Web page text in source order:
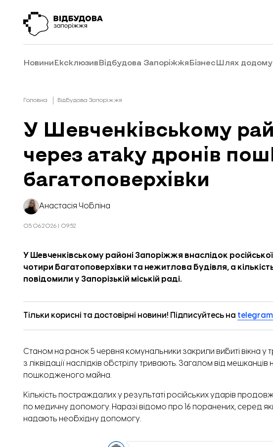
НовиниЕксклюзивВідбудова ЗапоріжжяБізнесШлях додому
Головна Відбудова Запоріжжя
У Шевченківському
через атаку дронів
багатоповерхівки
Анастасія Чобліна
05.06.2026 | 09:52
У Шевченківському районі Запоріжжя внаслідок
чотири багатоповерхівки та нежитлова будівля, а
повідомили у Запорізькій міській раді.
Тільки корисні та достовірні новини! Підписуйтесь на
Станом на ранок 5 червня комунальники закрили вибиті вікна
з ліквідації наслідків обстрілу тривають. Загалом від
пошкодженого майна.
Кількість постраждалих у результаті російських ударів
по медичну допомогу. Наразі відомо про 16 поранених, серед
надають необхідну допомогу.